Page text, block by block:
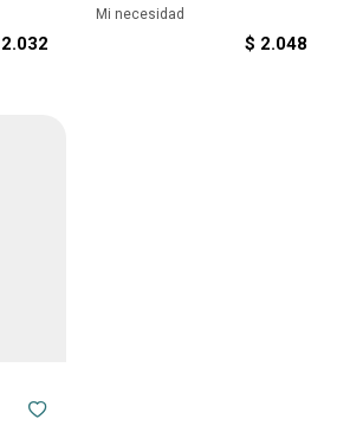
2.032
Mi necesidad
$ 2.048